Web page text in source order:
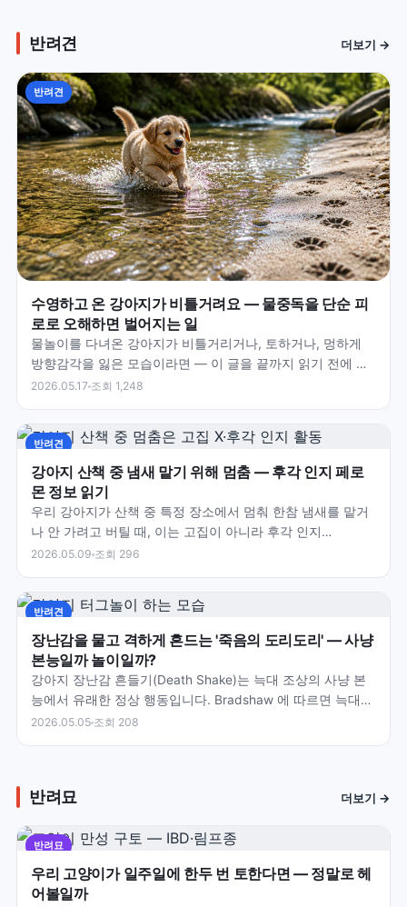
반려견 더보기 →
반려견
수영하고 온 강아지가 비틀거려요 — 물중독을 단순 피
로로 오해하면 벌어지는 일
물놀이를 다녀온 강아지가 비틀거리거나, 토하거나, 멍하게
방향감각을 잃은 모습이라면 — 이 글을 끝까지 읽기 전에 지
금 바로 24시간 동물병원으로 출발하세요. 물중독은 몇…
2026.05.17 조회 1,248
반려견
강아지 산책 중 냄새 맡기 위해 멈춤 — 후각 인지 페로
몬 정보 읽기
우리 강아지가 산책 중 특정 장소에서 멈춰 한참 냄새를 맡거
나 안 가려고 버틸 때, 이는 고집이 아니라 후각 인지
(Olfactory Cognition)의 핵심 활동입니다.…
2026.05.09 조회 296
반려견
장난감을 물고 격하게 흔드는 '죽음의 도리도리' — 사냥
본능일까 놀이일까?
강아지 장난감 흔들기(Death Shake)는 늑대 조상의 사냥 본
능에서 유래한 정상 행동입니다. Bradshaw 에 따르면 늑대는
작은 동물(쥐·토끼)을 잡으면 머리를…
2026.05.05 조회 208
반려묘 더보기 →
반려묘
우리 고양이가 일주일에 한두 번 토한다면 — 정말로 헤
어볼일까